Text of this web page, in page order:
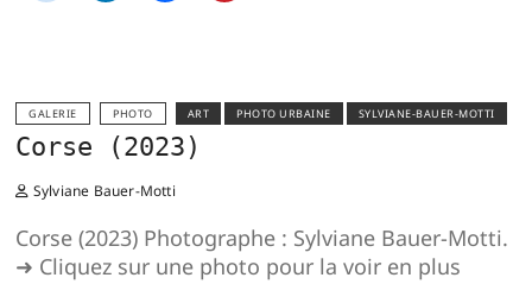
GALERIE PHOTO ART PHOTO URBAINE SYLVIANE-BAUER-MOTTI
Corse (2023)
Sylviane Bauer-Motti
Corse (2023) Photographe : Sylviane Bauer-Motti.
➜ Cliquez sur une photo pour la voir en plus